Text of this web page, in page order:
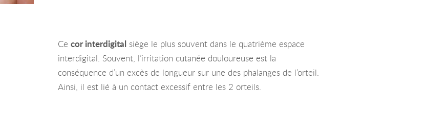
Cecor interdigital
siège le plus souvent dans le quatrième espace
interdigital. Souvent, l’irritation cutanée douloureuse est la
conséquence d’un excès de longueur sur une des phalanges de l’orteil.
Ainsi, il est lié à un contact excessif entre les 2 orteils.